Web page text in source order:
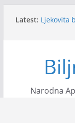
Latest: Ljekovita
Datule
Kesten
Narodna